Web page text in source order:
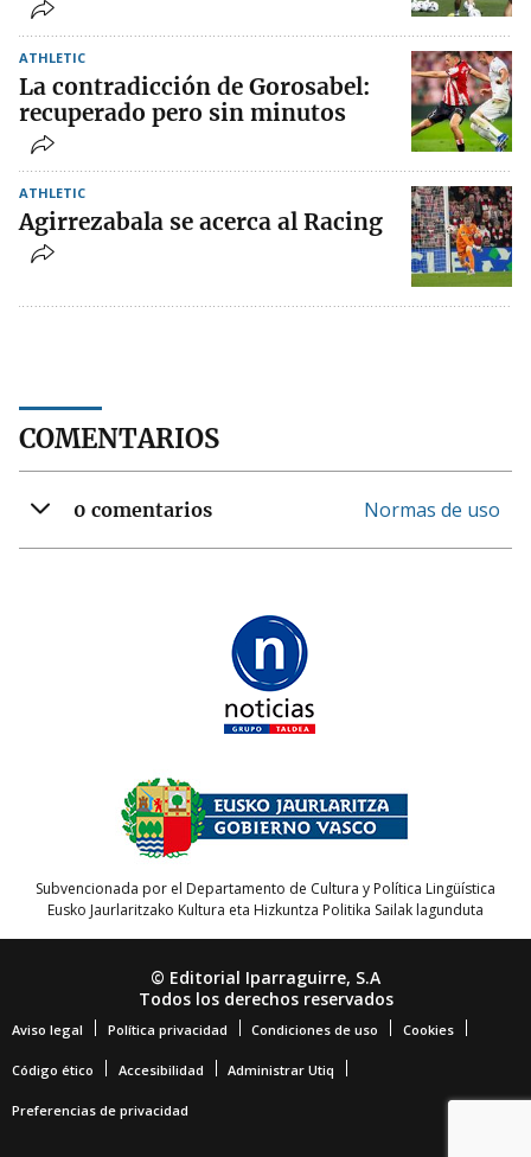
ATHLETIC
La contradicción de Gorosabel:
recuperado pero sin minutos
ATHLETIC
Agirrezabala se acerca al Racing
COMENTARIOS
0 comentarios Normas de uso
Subvencionada por el Departamento de Cultura y Política Lingüística
Eusko Jaurlaritzako Kultura eta Hizkuntza Politika Sailak lagunduta
© Editorial Iparraguirre, S.A
Todos los derechos reservados
Aviso legal Política privacidad Condiciones de uso Cookies
Código ético Accesibilidad Administrar Utiq
Preferencias de privacidad